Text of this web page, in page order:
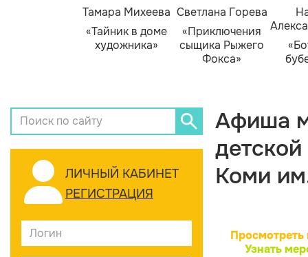
Тамара Михеева
«Тайник в доме
художника»
Светлана Горева
«Приключения
сыщика Рыжего
Фокса»
ЛИЧНЫЙ КАБИНЕТ
РЕГИСТРАЦИЯ
Афиша
Коми
Просмотреть
Узнать